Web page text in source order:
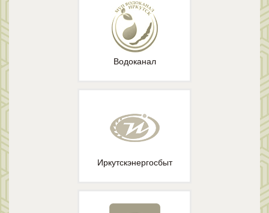
Водоканал
Иркутскэнергосбыт